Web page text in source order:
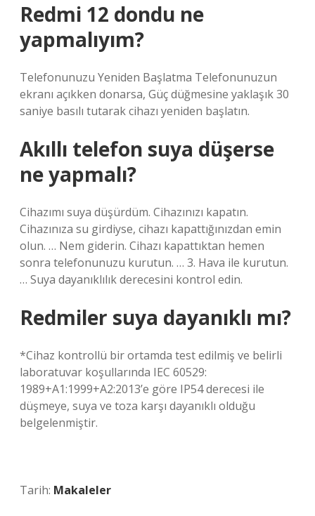
Redmi 12 dondu ne
yapmalıyım?
Telefonunuzu Yeniden Başlatma Telefonunuzun
ekranı açıkken donarsa, Güç düğmesine yaklaşık 30
saniye basılı tutarak cihazı yeniden başlatın.
Akıllı telefon suya düşerse
ne yapmalı?
Cihazımı suya düşürdüm. Cihazınızı kapatın.
Cihazınıza su girdiyse, cihazı kapattığınızdan emin
olun. … Nem giderin. Cihazı kapattıktan hemen
sonra telefonunuzu kurutun. … 3. Hava ile kurutun.
… Suya dayanıklılık derecesini kontrol edin.
Redmiler suya dayanıklı mı?
*Cihaz kontrollü bir ortamda test edilmiş ve belirli
laboratuvar koşullarında IEC 60529:
1989+A1:1999+A2:2013’e göre IP54 derecesi ile
düşmeye, suya ve toza karşı dayanıklı olduğu
belgelenmiştir.
Tarih: Makaleler